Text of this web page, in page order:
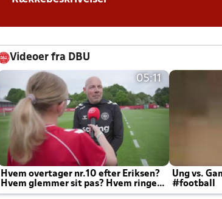
Videoer fra DBU
05:11
Hvem overtager nr.10 efter Eriksen?
Hvem glemmer sit pas? Hvem ringer
Joachim altid til efter kampe?
Ung vs.
#football